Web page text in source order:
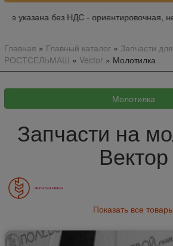
без НДС - ориентировочная, не
Главная » Главный каталог» Запчасти
РОСТСЕЛЬМАШ » Vector » Молотилка
Запчасти на
Вектор
Показать все товары